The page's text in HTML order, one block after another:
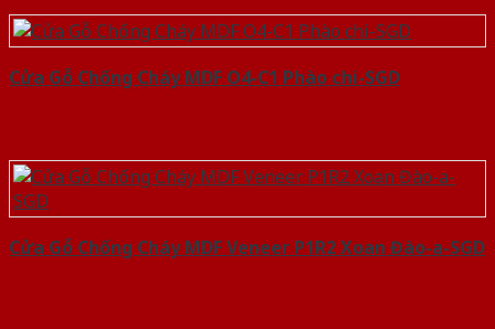
Cửa Gỗ Chống Cháy MDF O4-C1 Phào chi-SGD
Cửa Gỗ Chống Cháy MDF Veneer P1R2 Xoan Đào-a-SGD